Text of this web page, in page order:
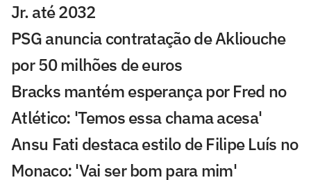
Jr. até 2032
PSG anuncia contratação de Akliouche
por 50 milhões de euros
Bracks mantém esperança por Fred no
Atlético: 'Temos essa chama acesa'
Ansu Fati destaca estilo de Filipe Luís no
Monaco: 'Vai ser bom para mim'